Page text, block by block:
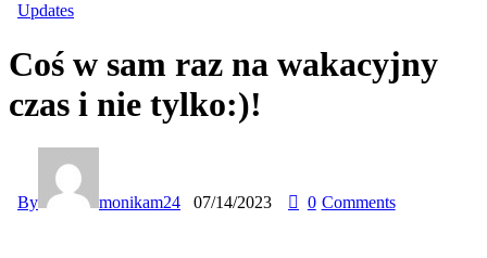
Updates
Coś w sam raz na wakacyjny
czas i nie tylko:)!
By monikam24 07/14/2023 0 Comments